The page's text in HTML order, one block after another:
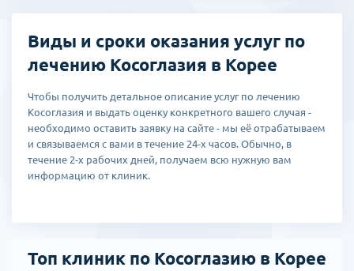
Виды и сроки оказания услуг по
лечению Косоглазия в Корее
Чтобы получить детальное описание услуг по лечению
Косоглазия и выдать оценку конкретного вашего случая -
необходимо оставить заявку на сайте - мы её отрабатываем
и связываемся с вами в течение 24-х часов. Обычно, в
течение 2-х рабочих дней, получаем всю нужную вам
информацию от клиник.
Топ клиник по Косоглазию в Корее